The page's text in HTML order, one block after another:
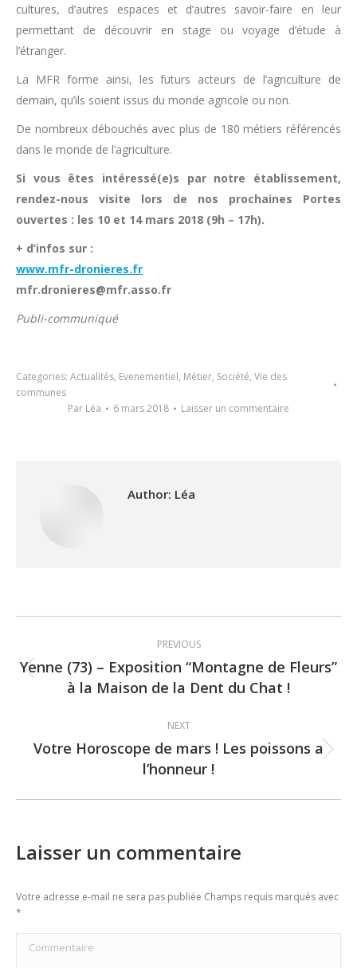
cultures, d’autres espaces et d’autres savoir-faire en leur
permettant de découvrir en stage ou voyage d’étude à
l’étranger.
La MFR forme ainsi, les futurs acteurs de l’agriculture de
demain, qu’ils soient issus du monde agricole ou non.
De nombreux débouchés avec plus de 180 métiers référencés
dans le monde de l’agriculture.
Si vous êtes intéressé(e)s par notre établissement,
rendez-nous visite lors de nos prochaines Portes
ouvertes : les 10 et 14 mars 2018 (9h – 17h).
+ d’infos sur :
www.mfr-dronieres.fr
mfr.dronieres@mfr.asso.fr
Publi-communiqué
Categories: Actualités, Evenementiel, Métier, Société, Vie des
communes
Par Léa 6 mars 2018 Laisser un commentaire
Author: Léa
navigation
PREVIOUS
Previous
post:
Yenne (73) – Exposition “Montagne de Fleurs”
à la Maison de la Dent du Chat !
NEXT
Next
post:
Votre Horoscope de mars ! Les poissons a
l’honneur !
Laisser un commentaire
Votre adresse e-mail ne sera pas publiée Champs requis marqués avec
*
Commentaire